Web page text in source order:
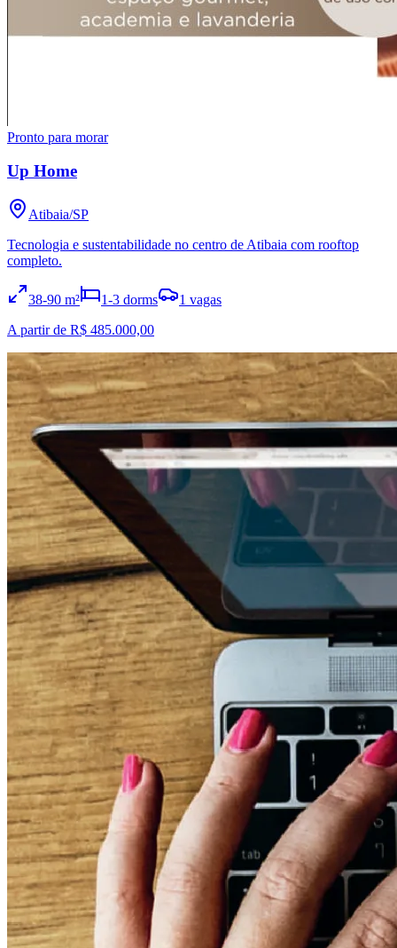
Pronto para morar
Up Home
Atibaia/SP
Tecnologia e sustentabilidade no centro de Atibaia com rooftop
completo.
38-90 m² 1-3 dorms 1 vagas
A partir de R$ 485.000,00